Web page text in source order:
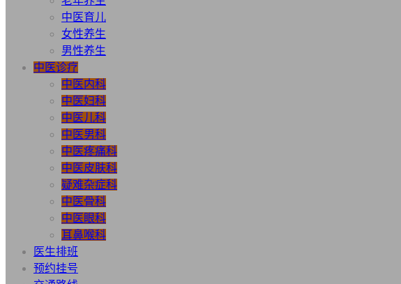
中医育儿
女性养生
男性养生
中医诊疗
中医内科
中医妇科
中医儿科
中医男科
中医疼痛科
中医皮肤科
疑难杂症科
中医骨科
中医眼科
耳鼻喉科
医生排班
预约挂号